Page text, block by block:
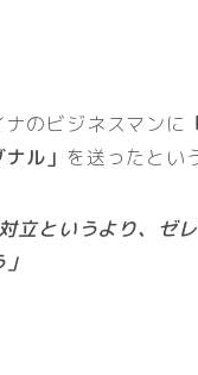
のビジネスマンに
ナル」 を送ったとい
立というより、ゼ